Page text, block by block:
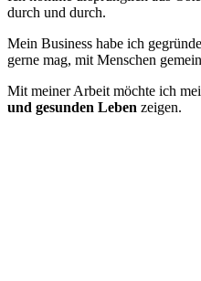
durch und durch.
Mein Business habe ich
gerne mag, mit Menschen
Mit meiner Arbeit möchte ich
und gesunden Leben zeigen.